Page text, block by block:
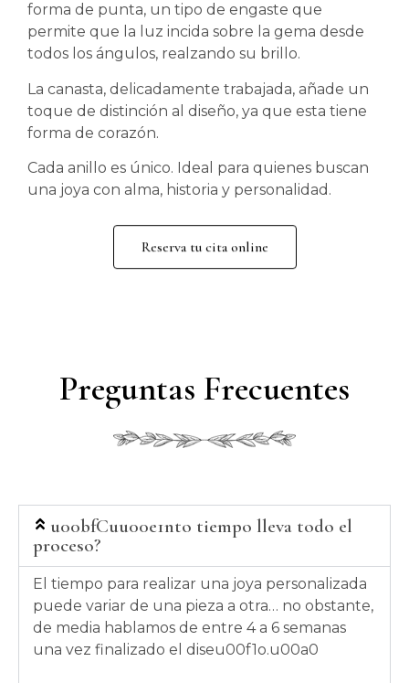
forma de punta, un tipo de engaste que
permite que la luz incida sobre la gema desde
todos los ángulos, realzando su brillo.
La canasta, delicadamente trabajada, añade un
toque de distinción al diseño, ya que esta tiene
forma de corazón.
Cada anillo es único. Ideal para quienes buscan
una joya con alma, historia y personalidad.
Reserva tu cita online
Preguntas Frecuentes
u00bfCuu00e1nto tiempo lleva todo el
proceso?
El tiempo para realizar una joya personalizada
puede variar de una pieza a otra… no obstante,
de media hablamos de entre 4 a 6 semanas
una vez finalizado el diseu00f1o.u00a0